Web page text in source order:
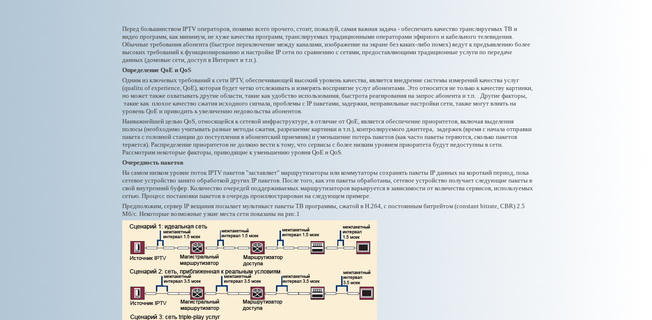
Перед большинством IPTV операторов, помимо всего прочего, стоит, пожалуй, самая важная задача - обеспечить качество транслируемых ТВ и
видео программ, как минимум, не хуже качества программ, транслируемых традиционными операторами эфирного и кабельного телевидения.
Обычные требования абонента (быстрое переключение между каналами, изображение на экране без каких-либо помех) ведут к предъявлению более
высоких требований к функционированию и настройке IP сети по сравнению с сетями, предоставляющими традиционные услуги по передаче
данных (домовые сети, доступ в Интернет и т.п.).
Определение QoE и QoS
Одним из ключевых требований к сети IPTV, обеспечивающей высокий уровень качества, является внедрение системы измерений качества услуг
(qualitu of experience, QoE), которая будет четко отслеживать и измерять восприятие услуг абонентами. Это относится не только к качеству картинки,
но может также охватывать другие области, такие как удобство использования, быстрота реагирования на запрос абонента и т.п. . Другие факторы,
такие как плохое качество сжатия исходного сигнала, проблемы с IP пакетами, задержки, неправильные настройки сети, также могут влиять на
уровень QoE и приводить к увеличению недовольства абонентов.
Наиважнейшей целью QoS, относящейся к сетевой инфраструктуре, в отличие от QoE, является обеспечение приоритетов, включая выделения
полосы (необходимо учитывать разные методы сжатия, разрешение картинки и т.п.), контролируемого джиттера, задержек (время с начала отправки
пакета с головной станции до поступления в абонентский приемник) и уменьшение потерь пакетов (как часто пакеты теряются, сколько пакетов
теряется). Распределение приоритетов не должно вести к тому, что сервисы с более низким уровнем приоритета будут недоступны в сети.
Рассмотрим некоторые факторы, приводящие к уменьшению уровня QoE и QoS.
Очередность пакетов
На самом низком уровне поток IPTV пакетов "заставляет" маршрутизаторы или коммутаторы сохранять пакеты IP данных на короткий период, пока
сетевое устройство занято обработкой других IP пакетов. После того, как эти пакеты обработаны, сетевое устройство получает следующие пакеты в
свой внутренний буфер. Количество очередей поддерживаемых маршрутизаторов варьируется в зависимости от количества сервисов, используемых
сетью. Процесс постановки пакетов в очередь проиллюстрирован на следующем примере.
Предположим, сервер IP вещания посылает мультикаст пакеты ТВ программы, сжатой в H.264, с постоянным битрейтом (constant bitrate, CBR) 2.5
Мб/с. Некоторые возможные узкие места сети показаны на рис.1